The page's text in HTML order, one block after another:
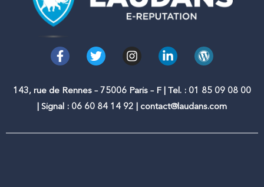
F
a
e
b
o
k
T
w
t
t
e
I
n
t
a
g
a
L
i
k
d
n
W
o
d
r
s
143, rue de Rennes – 75006 Paris – F | Tel. : 01 85 09 08 00
| Signal : 06 60 84 14 92 | contact@laudans.com